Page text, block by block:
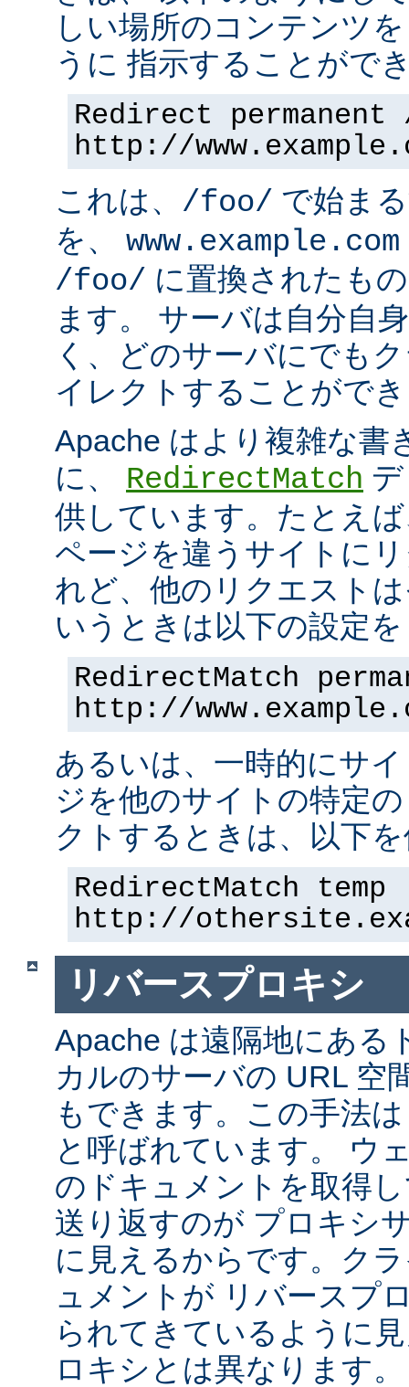
しい場所のコンテンツ
うに 指示することがで
Redirect
http://
これは、 /foo/ で始ま
を、 www.example.com
/foo/ に置換されたも
ます。 サーバは自分自
く、どのサーバにでも
イレクトすることがで
Apache はより複雑な書
に、 RedirectMatch
供しています。たとえ
ページを違うサイトに
れど、他のリクエスト
いうときは以下の設定
RedirectMatch
http://
あるいは、一時的にサ
ジを他のサイトの特定
クトするときは、以下
RedirectMatch
http://
リバースプロキシ
Apache は遠隔地にある
カルのサーバの URL 空
もできます。この手法は
と呼ばれています。 ウ
のドキュメントを取得
送り返すのが プロキシ
に見えるからです。ク
ュメントが リバースプ
られてきているように
ロキシとは異なります。